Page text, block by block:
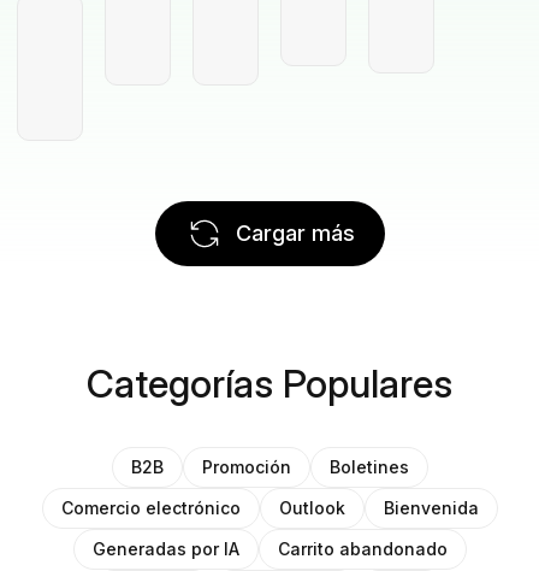
Cargar más
Categorías Populares
B2B Promoción
Boletines
Comercio electrónico
Outlook
Bienvenida
Generadas por IA
Carrito abandonado